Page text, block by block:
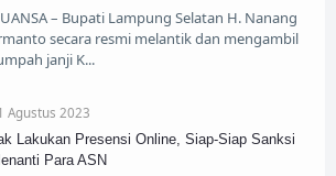
– Bupati Lampung Selatan H. Nanang
secara resmi melantik dan mengambil
janji K
Agustus 2023
Lakukan Presensi Online, Siap-Siap Sanksi
Para ASN